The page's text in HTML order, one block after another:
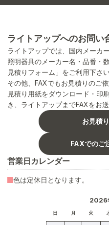
ライトアップへのお問い
ライトアップでは、国内メーカ
照明器具のメーカー名・品番・
見積りフォーム」をご利用下さい
その他、FAXでもお見積りのご
見積り用紙をダウンロード・印
き、ライトアップまでFAXをお送
お見積
FAXでのご
営業日カレンダー
2026
日 月 火
色は定休日となります。